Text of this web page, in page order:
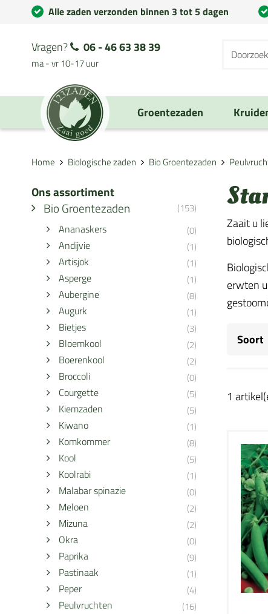
Alle zaden verzonden binnen 3 tot 5 dagen
Vragen? 06 - 46 63 38 39
ma - vr 10-17 uur
Groentezaden
Home Biologische zaden Bio Groentezaden
Ons assortiment
Bio Groentezaden
(153)
Ananaskers (0)
Andijvie (1)
Artisjok (1)
Asperge (1)
Aubergine (8)
Augurk (1)
Bietjes (3)
Bloemkool (2)
Boerenkool (2)
Broccoli (0)
Courgette (5)
Kiemzaden (5)
Kiwano (1)
Komkommer (8)
Kool (5)
Koolrabi (1)
Malabar spinazie (0)
Meloen (2)
Mizuna (2)
Okra (0)
Paprika (9)
Pastinaak (1)
Peper (4)
Peulvruchten (16)
Zaait u
erwten
Soort
1